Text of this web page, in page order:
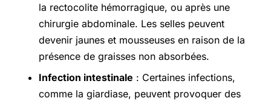
la rectocolite hémorragique, ou après une
chirurgie abdominale. Les selles peuvent
devenir jaunes et mousseuses en raison de la
présence de graisses non absorbées.
Infection intestinale : Certaines infections,
comme la giardiase, peuvent provoquer des